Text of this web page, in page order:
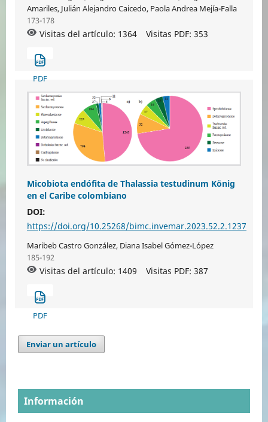
Amariles, Julián Alejandro Caicedo, Paola Andrea Mejía-Falla
173-178
Visitas del artículo: 1364 Visitas PDF: 353
PDF
Micobiota endófita de Thalassia testudinum König
en el Caribe colombiano
DOI:
https://doi.org/10.25268/bimc.invemar.2023.52.2.1237
Maribeb Castro González, Diana Isabel Gómez-López
185-192
Visitas del artículo: 1409 Visitas PDF: 387
PDF
Enviar un artículo
Información